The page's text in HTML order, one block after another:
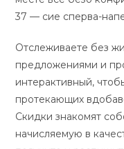
37 — сие сперва-
Отслеживаете без
предложениями и
интерактивный,
протекающих
Скидки знакомят
начисляемую в